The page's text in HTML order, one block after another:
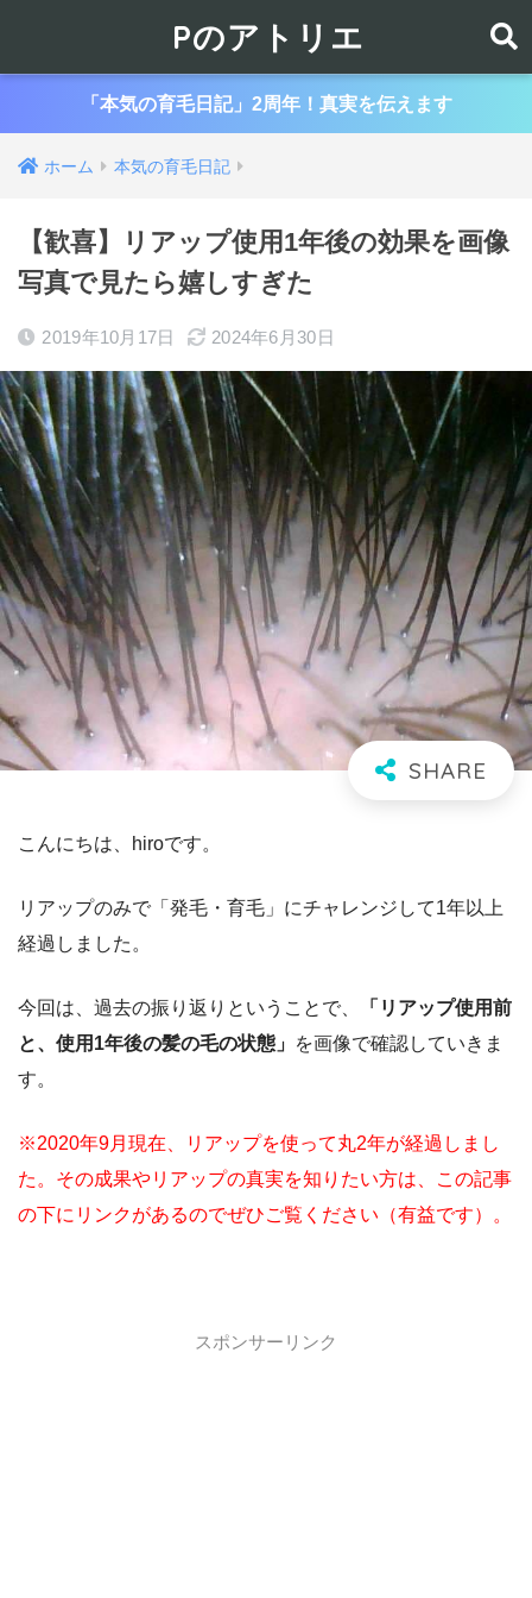
Pのアトリエ
「本気の育毛日記」2周年！真実を伝えます
ホーム 本気の育毛日記
【歓喜】リアップ使用1年後の効果を画像
写真で見たら嬉しすぎた
2019年10月17日 2024年6月30日
こんにちは、hiroです。
リアップのみで「発毛・育毛」にチャレンジして1年以上
経過しました。
今回は、過去の振り返りということで、
「リアップ使用前
と、使用1年後の髪の毛の状態」 を画像で確認していきま
す。
※2020年9月現在、リアップを使って丸2年が経過しまし
た。その成果やリアップの真実を知りたい方は、この記事
の下にリンクがあるのでぜひご覧ください（有益です）。
スポンサーリンク